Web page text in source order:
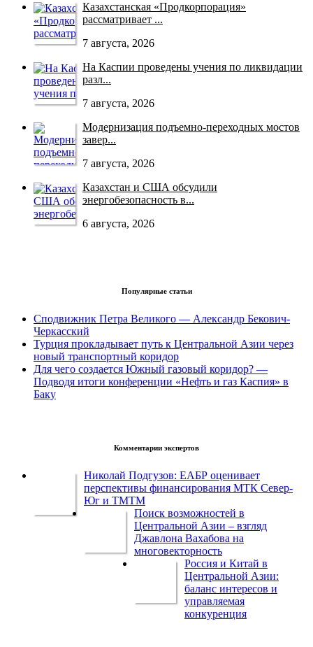
Казахстанская «Продкорпорация»
рассматривает ...
7 августа, 2026
На Каспии проведены учения по ликвидации
разл...
7 августа, 2026
Модернизация подъемно-переходных мостов
завер...
7 августа, 2026
Казахстан и США обсудили
энергобезопасность в...
6 августа, 2026
Популярные статьи
Сподвижник Петра Великого — Александр Бекович-
Черкасский
Турция прокладывает путь к Центральной Азии через
новый транспортный коридор
Для чего создается Южный газовый коридор? —
Подводя итоги конференции «Нефть и газ Каспия» в
Баку
Комментарии экспертов
Николай Подгузов: ЕАБР оценивает
перспективы финансирования МТК Север-
Юг и ТМТМ
Поиск возможностей в
Центральной Азии – взгляд
Джавлона Вахабова на
многовекторность
Россия и Китай в
Центральной Азии:
баланс интересов и
управляемая
конкуренция